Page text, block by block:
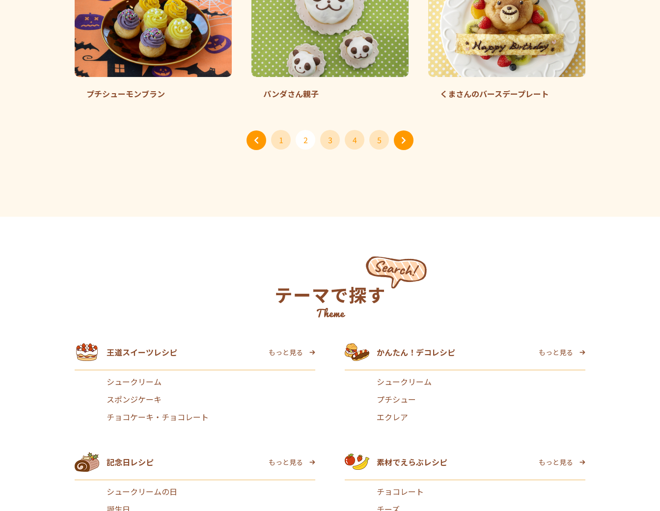
プチシューモンブラン パンダさん親子 くまさんのバースデープレート
1 2 3 4 5
王道スイーツレシピ もっと見る
シュークリーム
スポンジケーキ
チョコケーキ・チョコレート
かんたん！デコレシピ もっと見る
シュークリーム
プチシュー
エクレア
記念日レシピ もっと見る
シュークリームの日
素材でえらぶレシピ もっと見る
チョコレート